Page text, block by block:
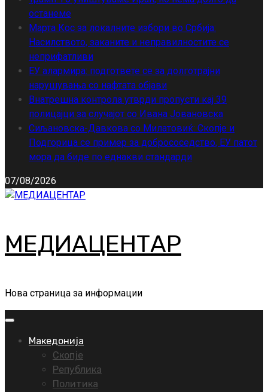
останеме
Марта Кос за локалните избори во Србија:
Насилството, заканите и неправилностите се
неприфатливи
ЕУ алармира: подгответе се за долготрајни
нарушувања со нафтата објави
Внатрешна контрола утврди пропусти кај 39
полицајци за случајот со Ивана Јовановска
Сиљановска-Давкова со Милатовиќ: Скопје и
Подгорица се пример за добрососедство, ЕУ патот
мора да биде по еднакви стандарди
07/08/2026
МЕДИАЦЕНТАР
Нова страница за информации
Primary
Македонија
Скопје
Република
Политика